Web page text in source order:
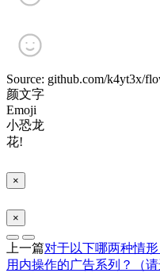
Source: github.com/k4yt3x/
颜文字
Emoji
小恐龙
花!
×
×
上一篇对于以下哪两种情
用内操作的广告系列？（请